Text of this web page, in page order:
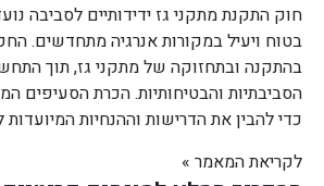
חוק התקנת מתקני גז ידידותיים לסביבה
בטוח ויעיל במקורות אנרגיה מתחדשים.
בהתקנה ובתחזוקה של מתקני גז, תוך
הסביבתיות והבטיחותיות. הכרת הסעיפים
כדי להבין את הדרישות וההנחיות המיועדות
לקריאת המאמר »